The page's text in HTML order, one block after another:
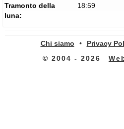
Tramonto della
luna:
18:59
Chi siamo • Privacy
© 2004 - 2026